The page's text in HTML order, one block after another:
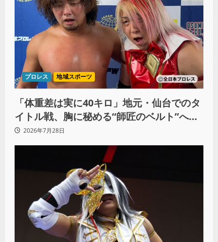
プロレス 地域スポーツ
「体重差は実に40キロ」地元・仙台でのタ
イトル戦、胸に秘める“師匠のベルト”への
想いと同期決戦への決意
2026年7月28日